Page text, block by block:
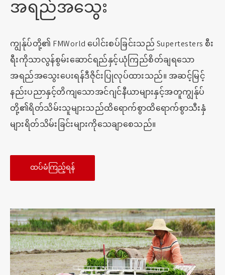
အရည်အသွေး
ကျွန်ုပ်တို့၏ FMWorld ပေါင်းစပ်ခြင်းသည် Supertesters စီး
ရီးကိုသာလွန်စွမ်းဆောင်ရည်နှင့်ယုံကြည်စိတ်ချရသော
အရည်အသွေးပေးရန်ဒီဇိုင်းပြုလုပ်ထားသည်။ အဆင့်မြင့်
နည်းပညာနှင့်တိကျသောအင်ဂျင်နီယာများနှင့်အတူကျွန်ုပ်
တို့၏ရိတ်သိမ်းသူများသည်ထိရောက်စွာထိရောက်စွာသီးနှံ
များရိတ်သိမ်းခြင်းများကိုသေချာစေသည်။
ထပ်မံကြည့်ရန်